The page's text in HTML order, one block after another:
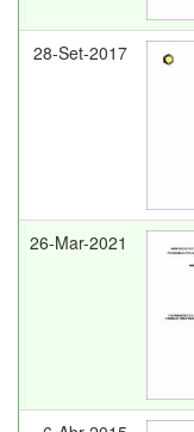
28-Set-2017
26-Mar-2021